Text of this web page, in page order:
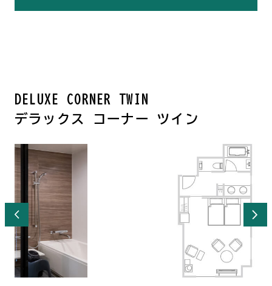
DELUXE CORNER TWIN
デラックス コーナー ツイン